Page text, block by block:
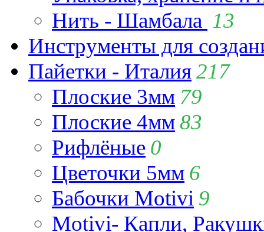
Нить - Шамбала 13
Инструменты для
Пайетки - Италия217
Плоские 3мм 79
Плоские 4мм83
Рифлёные 0
Цветочки 5мм 6
Бабочки Motivi 9
Motivi- Капли,